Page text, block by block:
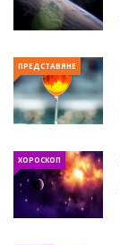
ПРЕДСТАВЯНЕ
ХОРОСКОП